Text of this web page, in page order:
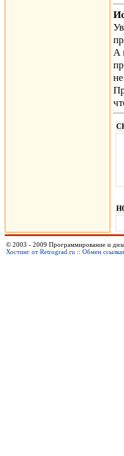
А
© 2003 - 2009 Программирование и
Хостинг от Retrograd.ru :: Обмен